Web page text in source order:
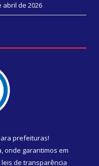
abril de 2026
prefeituras!
onde garantimos em
leis de transparência